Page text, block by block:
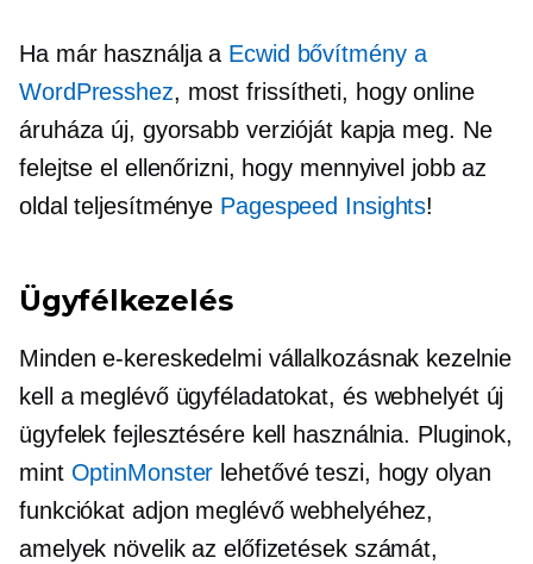
Ha már használja a Ecwid bővítmény a
WordPresshez, most frissítheti, hogy online
áruháza új, gyorsabb verzióját kapja meg. Ne
felejtse el ellenőrizni, hogy mennyivel jobb az
oldal teljesítménye Pagespeed Insights!
Ügyfélkezelés
Minden e-kereskedelmi vállalkozásnak kezelnie
kell a meglévő ügyféladatokat, és webhelyét új
ügyfelek fejlesztésére kell használnia. Pluginok,
mint OptinMonster lehetővé teszi, hogy olyan
funkciókat adjon meglévő webhelyéhez,
amelyek növelik az előfizetések számát,